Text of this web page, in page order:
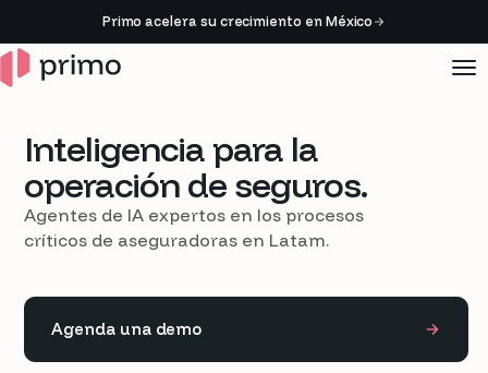
Primo acelera su crecimiento en México
Inteligencia para la
operación de seguros.
Agentes de IA expertos en los procesos
críticos de aseguradoras en Latam.
Agenda una demo